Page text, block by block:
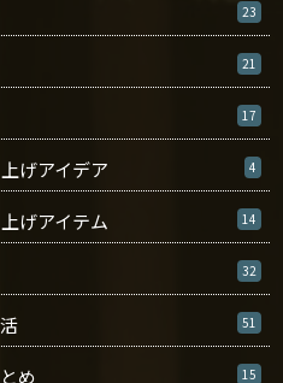
23
21
17
げアイデア 4
げアイテム 14
32
51
め 15